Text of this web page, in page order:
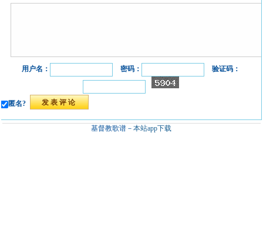
用户名： 密码： 验证码：
匿名?
基督教歌谱－本站app下载